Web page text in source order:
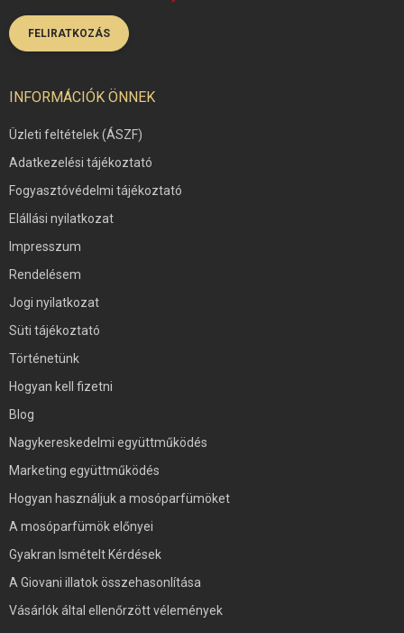
FELIRATKOZÁS
INFORMÁCIÓK ÖNNEK
Üzleti feltételek (ÁSZF)
Adatkezelési tájékoztató
Fogyasztóvédelmi tájékoztató
Elállási nyilatkozat
Impresszum
Rendelésem
Jogi nyilatkozat
Süti tájékoztató
Történetünk
Hogyan kell fizetni
Blog
Nagykereskedelmi együttműködés
Marketing együttműködés
Hogyan használjuk a mosóparfümöket
A mosóparfümök előnyei
Gyakran Ismételt Kérdések
A Giovani illatok összehasonlítása
Vásárlók által ellenőrzött vélemények